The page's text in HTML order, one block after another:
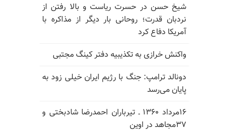
شیخ حسن در حسرت ریاست و بالا رفتن از
نردبان قدرت؛ روحانی بار دیگر از مذاکره با
آمریکا دفاع کرد
واکنش خرازی به تکذیبیه دفتر کینگ مجتبی
دونالد ترامپ: جنگ با رژیم ایران خیلی زود به
پایان می‌رسد
۱۶مرداد ۱۳۶۰ ـ تیرباران احمدرضا شادبختی و
۳۷مجاهد در اوین